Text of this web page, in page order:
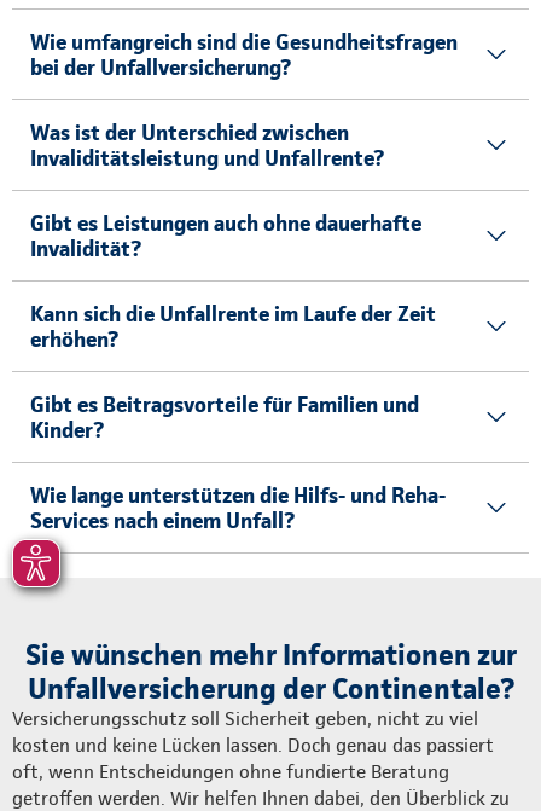
Wie umfangreich sind die Gesundheitsfragen
bei der Unfallversicherung?
Was ist der Unterschied zwischen
Invaliditätsleistung und Unfallrente?
Gibt es Leistungen auch ohne dauerhafte
Invalidität?
Kann sich die Unfallrente im Laufe der Zeit
erhöhen?
Gibt es Beitragsvorteile für Familien und
Kinder?
Wie lange unterstützen die Hilfs- und Reha-
Services nach einem Unfall?
Sie wünschen mehr Informationen zur
Unfallversicherung der Continentale?
Versicherungsschutz soll Sicherheit geben, nicht zu viel
kosten und keine Lücken lassen. Doch genau das passiert
oft, wenn Entscheidungen ohne fundierte Beratung
getroffen werden. Wir helfen Ihnen dabei, den Überblick zu